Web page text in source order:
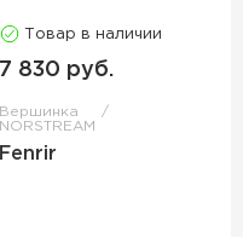
Товар в наличии
7 830 руб.
Вершинка
NORSTREAM
Fenrir